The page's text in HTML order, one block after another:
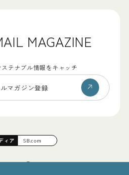
MAGAZINE
テナブル情報をキャッチ
マガジン登録
ィア SB.com